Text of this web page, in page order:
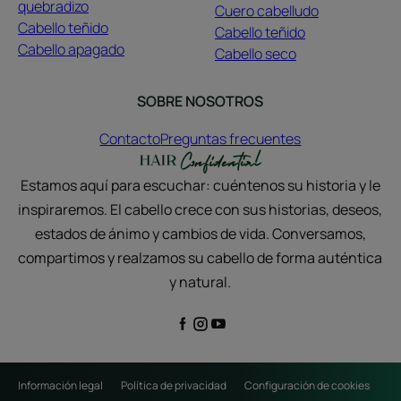
quebradizo
Cabello teñido
Cabello apagado
Cuero cabelludo
Cabello teñido
Cabello seco
SOBRE NOSOTROS
ContactoPreguntas frecuentes
Estamos aquí para escuchar: cuéntenos su historia y le
inspiraremos. El cabello crece con sus historias, deseos,
estados de ánimo y cambios de vida. Conversamos,
compartimos y realzamos su cabello de forma auténtica
y natural.
Información legal Política de privacidad
Configuración de cookies